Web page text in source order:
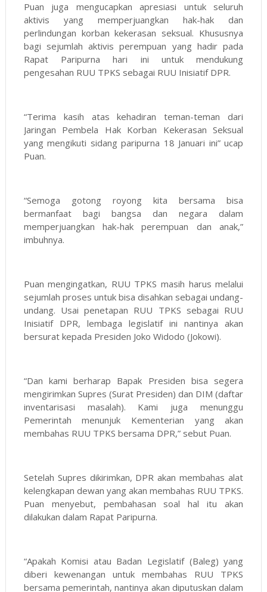
Puan juga mengucapkan apresiasi untuk seluruh
aktivis yang memperjuangkan hak-hak dan
perlindungan korban kekerasan seksual. Khususnya
bagi sejumlah aktivis perempuan yang hadir pada
Rapat Paripurna hari ini untuk mendukung
pengesahan RUU TPKS sebagai RUU Inisiatif DPR.
“Terima kasih atas kehadiran teman-teman dari
Jaringan Pembela Hak Korban Kekerasan Seksual
yang mengikuti sidang paripurna 18 Januari ini” ucap
Puan.
“Semoga gotong royong kita bersama bisa
bermanfaat bagi bangsa dan negara dalam
memperjuangkan hak-hak perempuan dan anak,”
imbuhnya.
Puan mengingatkan, RUU TPKS masih harus melalui
sejumlah proses untuk bisa disahkan sebagai undang-
undang. Usai penetapan RUU TPKS sebagai RUU
Inisiatif DPR, lembaga legislatif ini nantinya akan
bersurat kepada Presiden Joko Widodo (Jokowi).
“Dan kami berharap Bapak Presiden bisa segera
mengirimkan Supres (Surat Presiden) dan DIM (daftar
inventarisasi masalah). Kami juga menunggu
Pemerintah menunjuk Kementerian yang akan
membahas RUU TPKS bersama DPR,” sebut Puan.
Setelah Supres dikirimkan, DPR akan membahas alat
kelengkapan dewan yang akan membahas RUU TPKS.
Puan menyebut, pembahasan soal hal itu akan
dilakukan dalam Rapat Paripurna.
“Apakah Komisi atau Badan Legislatif (Baleg) yang
diberi kewenangan untuk membahas RUU TPKS
bersama pemerintah, nantinya akan diputuskan dalam